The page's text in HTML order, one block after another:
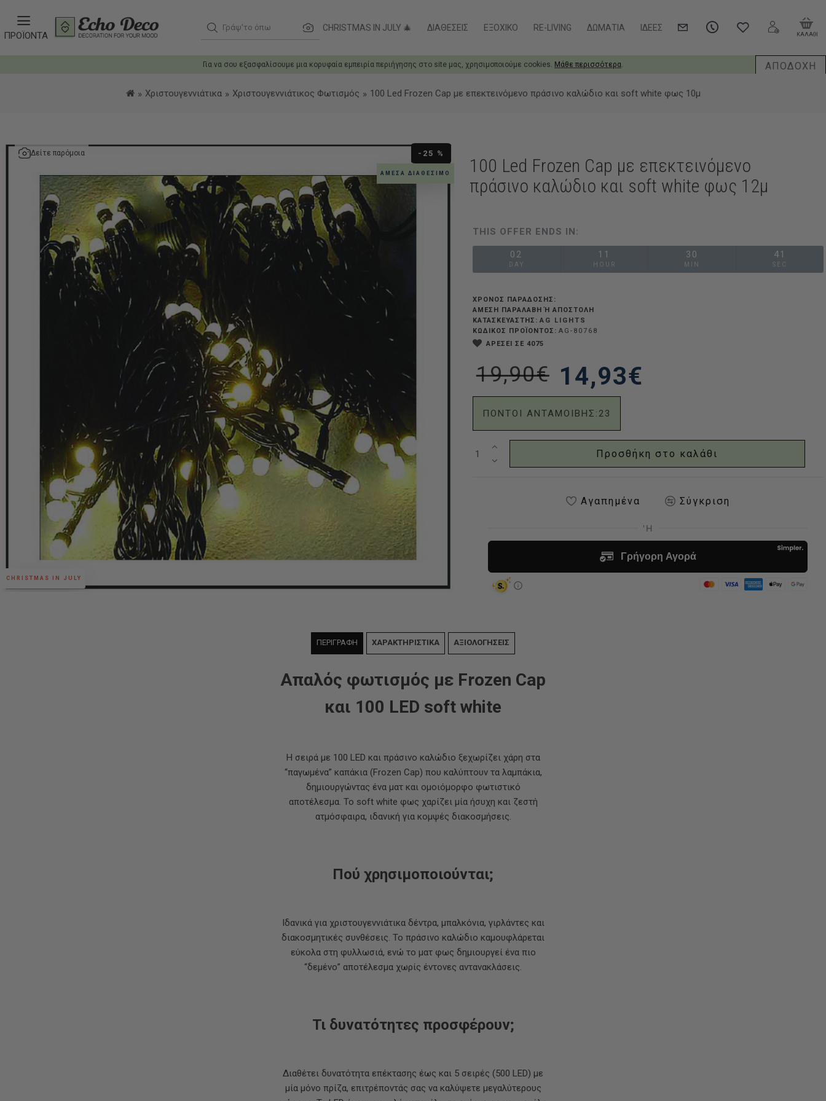
Για να σου εξασφαλίσουμε μια κορυφαία εμπειρία περιήγησης στο site μας, χρησιμοποιούμε cookies. Μάθε περισσότερα. ΑΠΟΔΟΧΗ
ΠΡΟΪΟΝΤΑ
Γράψ'το όπως θες.... CHRISTMAS IN JULY 🎄 ΔΙΑΘΈΣΕΙΣ ΕΞΟΧΙΚΌ RE-LIVING ΔΩΜΆΤΙΑ ΙΔΈΕΣ
ΚΑΛΑΘΙ
Χριστουγεννιάτικα Χριστουγεννιάτικος Φωτισμός 100 Led Frozen Cap με επεκτεινόμενο πράσινο καλώδιο και soft white φως 10μ
ΆΜΕΣΑ ΔΙΑΘΈΣΙΜΟ
CHRISTMAS IN JULY
-25 %
Δείτε παρόμοια
100 Led Frozen Cap με επεκτεινόμενο
πράσινο καλώδιο και soft white φως 12μ
THIS OFFER ENDS IN:
02
DAY
11
HOUR
30
MIN
40
SEC
14,93€
19,90€
ΠΟΝΤΟΙ ΑΝΤΑΜΟΙΒΗΣ: 23
ΧΡΟΝΟΣ ΠΑΡΑΔΟΣΗΣ:
ΆΜΕΣΗ ΠΑΡΑΛΑΒΉ Ή ΑΠΟΣΤΟΛΉ
ΚΑΤΑΣΚΕΥΑΣΤΗΣ: AG LIGHTS
ΚΩΔΙΚΟΣ ΠΡΟΪΟΝΤΟΣ: AG-80768
ΑΡΕΣΕΙ ΣΕ 4075
Προσθήκη στο καλάθι
Αγαπημένα Σύγκριση
ΠΕΡΙΓΡΑΦΗ ΧΑΡΑΚΤΗΡΙΣΤΙΚΑ ΑΞΙΟΛΟΓΗΣΕΙΣ
Απαλός φωτισμός με Frozen Cap
και 100 LED soft white
Η σειρά με 100 LED και πράσινο καλώδιο ξεχωρίζει χάρη στα
“παγωμένα” καπάκια (Frozen Cap) που καλύπτουν τα λαμπάκια,
δημιουργώντας ένα ματ και ομοιόμορφο φωτιστικό
αποτέλεσμα. Το soft white φως χαρίζει μία ήσυχη και ζεστή
ατμόσφαιρα, ιδανική για κομψές διακοσμήσεις.
Πού χρησιμοποιούνται;
Ιδανικά για χριστουγεννιάτικα δέντρα, μπαλκόνια, γιρλάντες και
διακοσμητικές συνθέσεις. Το πράσινο καλώδιο καμουφλάρεται
εύκολα στη φυλλωσιά, ενώ το ματ φως δημιουργεί ένα πιο
“δεμένο” αποτέλεσμα χωρίς έντονες αντανακλάσεις.
Τι δυνατότητες προσφέρουν;
Διαθέτει δυνατότητα επέκτασης έως και 5 σειρές (500 LED) με
μία μόνο πρίζα, επιτρέποντάς σας να καλύψετε μεγαλύτερους